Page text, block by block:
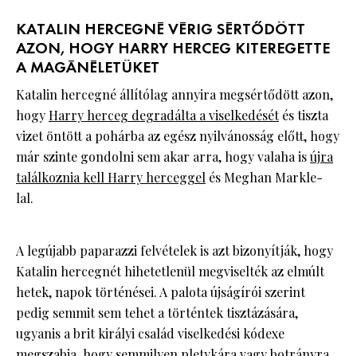
KATALIN HERCEGNÉ VÉRIG SÉRTŐDÖTT
AZON, HOGY HARRY HERCEG KITEREGETTE
A MAGÁNÉLETÜKET
Katalin hercegné állítólag annyira megsértődött azon,
hogyHarry herceg degradálta a viselkedésétés tiszta
vizet öntött a pohárba az egész nyilvánosság előtt, hogy
már szinte gondolni sem akar arra, hogy valaha isújra
találkoznia kell Harry herceggel és Meghan Markle-
lal.
A legújabb paparazzi felvételek is azt bizonyítják, hogy
Katalin hercegnét hihetetlenül megviselték az elmúlt
hetek, napok történései. A palota újságírói szerint
pedig semmit sem tehet a történtek tisztázására,
ugyanis a brit királyi család viselkedési kódexe